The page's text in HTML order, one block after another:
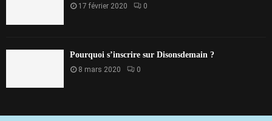
17 février 2020 0
Pourquoi s’inscrire sur Disonsdemain ?
8 mars 2020 0